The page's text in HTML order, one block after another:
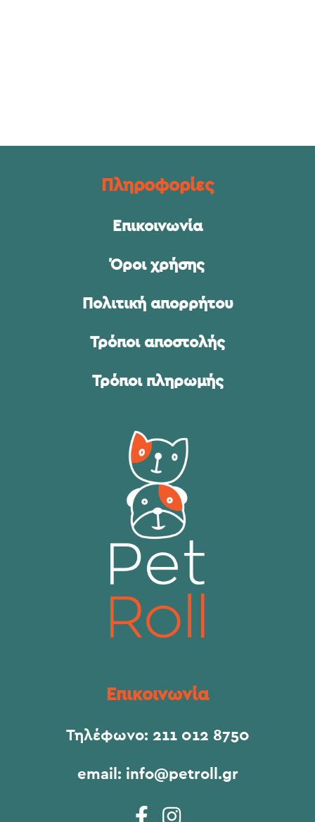
Πληροφορίες
Επικοινωνία
Όροι χρήσης
Πολιτική απορρήτου
Τρόποι αποστολής
Τρόποι πληρωμής
Επικοινωνία
Τηλέφωνο: 211 012 8750
email: info@petroll.gr